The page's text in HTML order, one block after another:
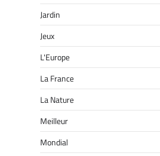
Jardin
Jeux
L'Europe
La France
La Nature
Meilleur
Mondial